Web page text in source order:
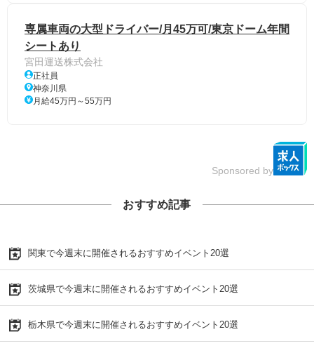
専属車両の大型ドライバー/月45万可/東京ドーム年間
シートあり
宮田運送株式会社
正社員
神奈川県
月給45万円～55万円
Sponsored by
おすすめ記事
関東で今週末に開催されるおすすめイベント20選
茨城県で今週末に開催されるおすすめイベント20選
栃木県で今週末に開催されるおすすめイベント20選